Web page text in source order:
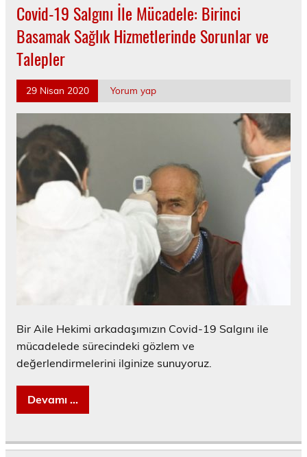
Covid-19 Salgını İle Mücadele: Birinci
Basamak Sağlık Hizmetlerinde Sorunlar ve
Talepler
29 Nisan 2020 Yorum yap
Bir Aile Hekimi arkadaşımızın Covid-19 Salgını ile
mücadelede sürecindeki gözlem ve
değerlendirmelerini ilginize sunuyoruz.
Devamı ...